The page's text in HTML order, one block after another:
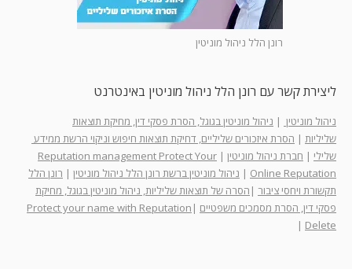
רונן הלל ניהול מוניטין
ליצירת קשר עם רונן הלל ניהול מוניטין באינטרנט
ניהול מוניטין | ניהול מוניטין בגוגל, הסרת פסקי דין, מחיקת תוצאות
שליליות | הסרת איזכורים שליליים, דחיקת תוצאות חיפוש וניקוי הרשת ממידע
שלילי | חברת ניהול מוניטין |
Reputation management Protect Your
Online Reputation
| ניהול מוניטין ברשת רונן הלל ניהול מוניטין | רונן הלל
תקשורת ויחסי ציבור | הסרה של תוצאות שליליות, ניהול מוניטין בגוגל, מחיקת
פסקי דין, הסרת מסמכים משפטיים |
Protect your name with Reputation
Delete
|